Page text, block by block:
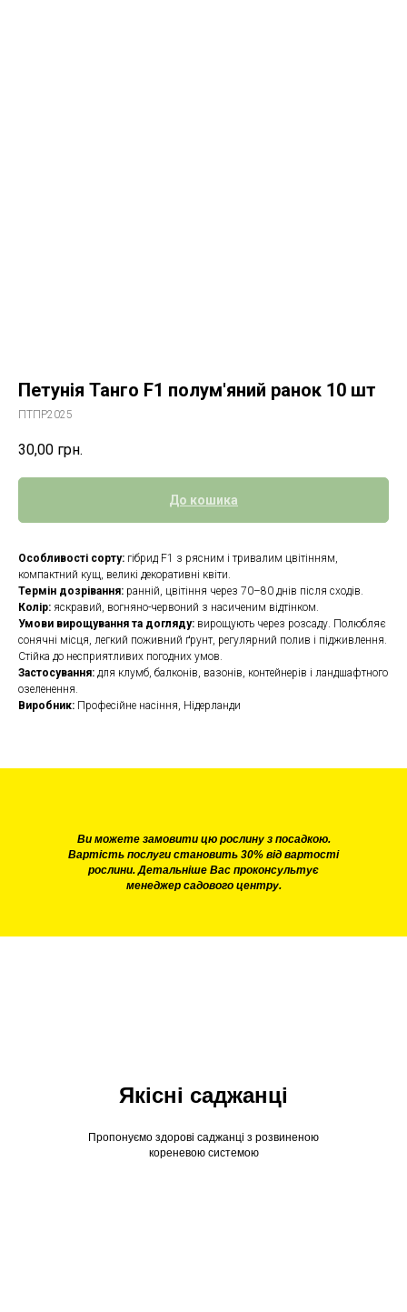
Петунія Танго F1 полум'яний ранок 10 шт
ПТПР2025
30,00 грн.
До кошика
Особливості сорту: гібрид F1 з рясним і тривалим цвітінням,
компактний кущ, великі декоративні квіти.
Термін дозрівання: ранній, цвітіння через 70–80 днів після сходів.
Колір: яскравий, вогняно-червоний з насиченим відтінком.
Умови вирощування та догляду: вирощують через розсаду. Полюбляє
сонячні місця, легкий поживний ґрунт, регулярний полив і підживлення.
Стійка до несприятливих погодних умов.
Застосування: для клумб, балконів, вазонів, контейнерів і ландшафтного
озеленення.
Виробник: Професійне насіння, Нідерланди
Ви можете замовити цю рослину з посадкою.
Вартість послуги становить 30% від вартості
рослини. Детальніше Вас проконсультує
менеджер садового центру.
Пропонуємо здорові саджанці з розвиненою
кореневою системою
Якісні саджанці